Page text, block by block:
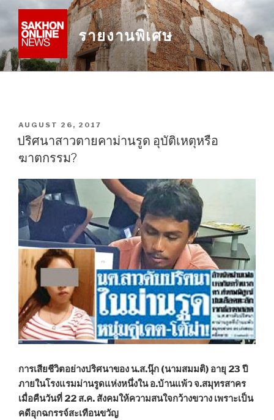
content
รายงานพิเศษ
POSTED
ON
AUGUST 26, 2017
ปริศนาสาวตายคาม่านรูด อุบัติเหตุหรือ
ฆาตกรรม?
การเสียชีวิตอย่างปริศนาของ น.ส.นุ๊ก (นามสมมติ) อายุ 23 ปี
ภายในโรงแรมม่านรูดแห่งหนึ่งใน อ.บ้านแพ้ว จ.สมุทรสาคร
เมื่อคืนวันที่ 22 ส.ค. สังคมให้ความสนใจกว้างขวาง เพราะเป็น
คดีอุกฉกรรจ์สะเทือนขวัญ